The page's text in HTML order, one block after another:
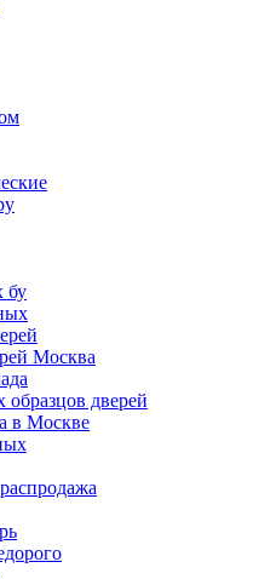
бу
Москва
дверей
в Москве